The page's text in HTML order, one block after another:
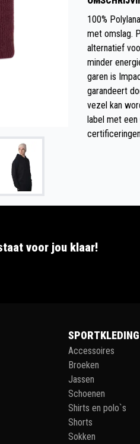
100%
met omslag.
alternatief
minder
garen is
garandeert
vezel kan
label met
voor jou klaar!
SPORTKLEDING
Accessoires
Broeken
Jassen
Schoenen
Shirts en polo`s
Shorts
Sokken